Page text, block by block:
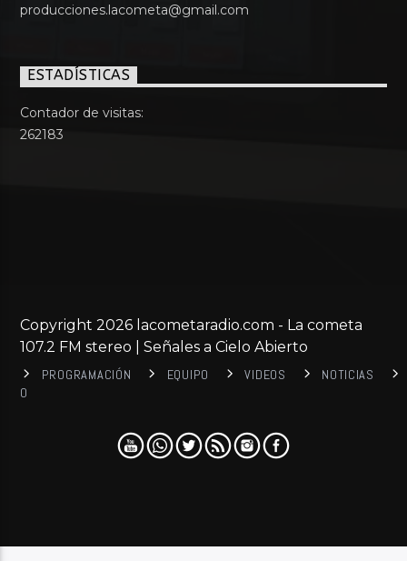
producciones.lacometa@gmail.com
ESTADÍSTICAS
Contador de visitas:
262183
Copyright 2026 lacometaradio.com - La cometa
107.2 FM stereo | Señales a Cielo Abierto
PROGRAMACIÓN EQUIPO VIDEOS
NOTICIAS
0